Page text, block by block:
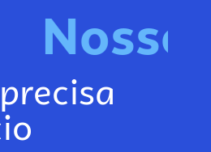
Nosso